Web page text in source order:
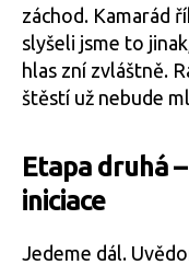
záchod. Kamarád
slyšeli jsme to
hlas zní zvláštně.
štěstí už nebude
Etapa druhá
iniciace
Jedeme dál.